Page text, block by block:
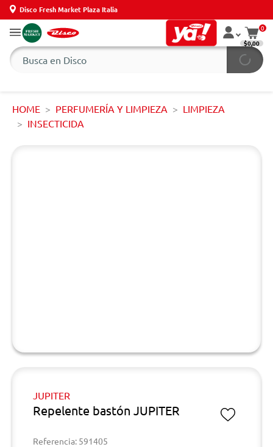
Disco Fresh Market Plaza Italia
0
$0,00
HOME PERFUMERÍA Y LIMPIEZA
LIMPIEZA
INSECTICIDA
JUPITER
Repelente bastón JUPITER
Referencia: 591405